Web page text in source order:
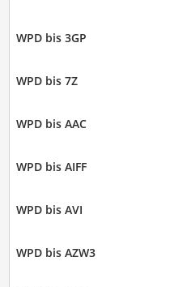
WPD bis 3GP
WPD bis 7Z
WPD bis AAC
WPD bis AIFF
WPD bis AVI
WPD bis AZW3